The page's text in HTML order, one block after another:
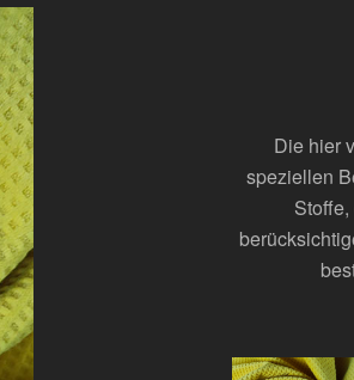
Die hier
speziellen